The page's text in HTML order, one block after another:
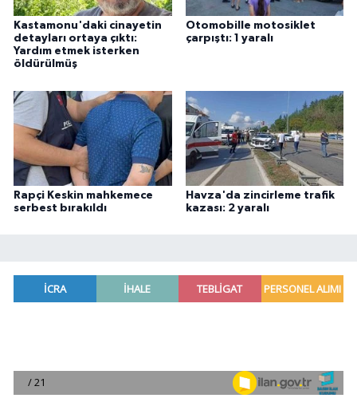
Kastamonu'daki cinayetin
detayları ortaya çıktı:
Yardım etmek isterken
öldürülmüş
Otomobille motosiklet
çarpıştı: 1 yaralı
Rapçi Keskin mahkemece
serbest bırakıldı
Havza'da zincirleme trafik
kazası: 2 yaralı